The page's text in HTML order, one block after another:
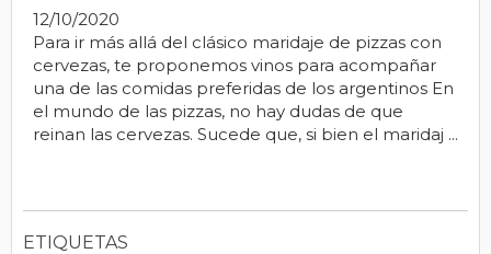
12/10/2020
Para ir más allá del clásico maridaje de pizzas con
cervezas, te proponemos vinos para acompañar
una de las comidas preferidas de los argentinos En
el mundo de las pizzas, no hay dudas de que
reinan las cervezas. Sucede que, si bien el maridaj ...
ETIQUETAS